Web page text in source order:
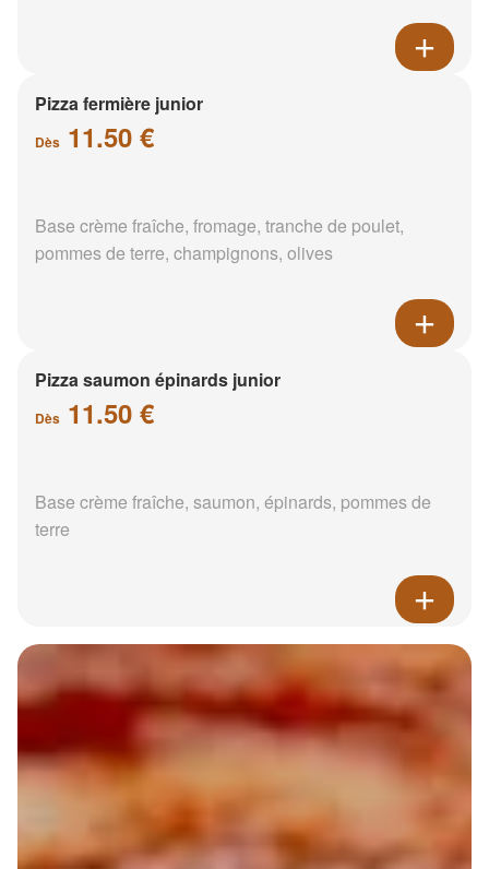
Pizza fermière junior
Dès 11.50 €
Base crème fraîche, fromage, tranche de poulet,
pommes de terre, champignons, olives
Pizza saumon épinards junior
Dès 11.50 €
Base crème fraîche, saumon, épinards, pommes de
terre